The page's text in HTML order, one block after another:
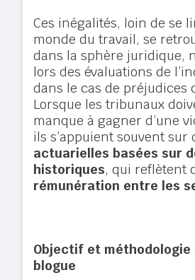
Ces inégalités, loin de se
monde du travail, se
dans la sphère juridique,
lors des évaluations de
dans le cas de préjudices
Lorsque les tribunaux
manque à gagner d’une
ils s’appuient souvent sur
actuarielles basées sur
historiques, qui reflètent
rémunération entre les
Objectif et méthodologie
blogue